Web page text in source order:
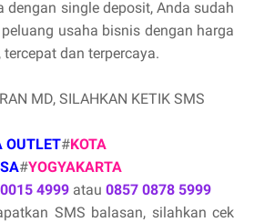
dengan single deposit, Anda sudah
usaha bisnis dengan harga
dan terpercaya.
MD, SILAHKAN KETIK SMS
OUTLET#KOTA
#YOGYAKARTA
4999 atau 0857 0878 5999
SMS balasan, silahkan cek